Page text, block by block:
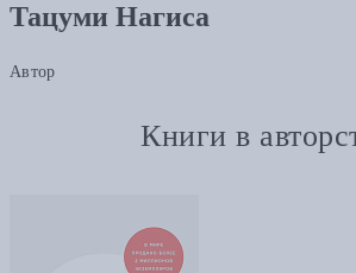
Тацуми Нагиса
Автор
Книги в